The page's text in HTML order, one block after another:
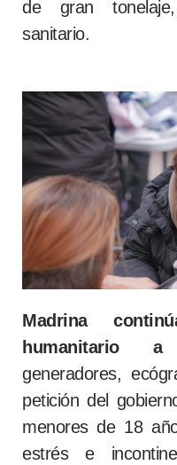
de gran
sanitario.
Madrina
humanitario a
generadores,
petición del
menores de 18
estrés e